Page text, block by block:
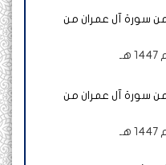
آل عمران من
آل عمران من